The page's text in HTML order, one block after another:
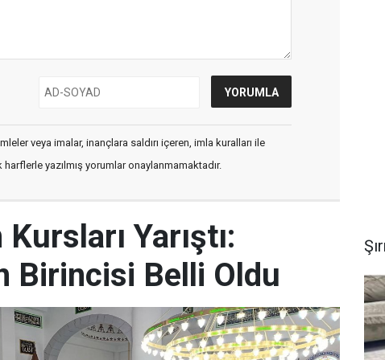
veya imalar, inançlara saldırı içeren, imla kuralları ile
yazılmış yorumlar onaylanmamaktadır.
Kursları Yarıştı:
Birincisi Belli Oldu